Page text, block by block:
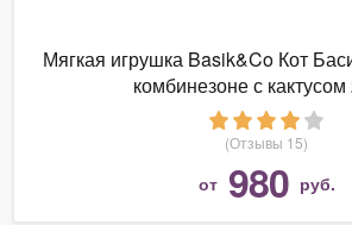
Мягкая игрушка Basik&Co Кот
комбинезоне с
(Отзывы 15)
от 980 руб.